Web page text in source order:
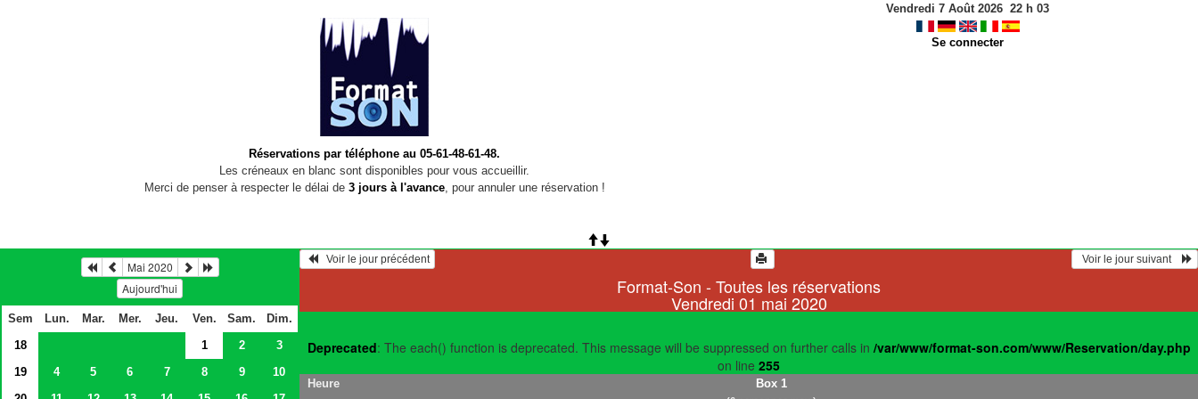
Réservations par téléphone au 05-61-48-61-48.
Les créneaux en blanc sont disponibles pour vous accueillir.
Merci de penser à respecter le délai de 3 jours à l'avance, pour annuler une réservation !
Vendredi 7 Août 2026 22 h 03
Se connecter
Mai 2020
Aujourd'hui
Sem Lun. Mar. Mer. Jeu. Ven. Sam.
Dim.
18
1 2
3
19
4 5 6 7 8 9
10
   Voir le jour précédent
  Voir le jour suivant
Format-Son - Toutes les réservations
Vendredi 01 mai 2020
Deprecated: The each() function is deprecated. This message will be suppressed on further calls in /var/www/format-son.com/www/Reservation/day.php
on line 255
Heure Box 1